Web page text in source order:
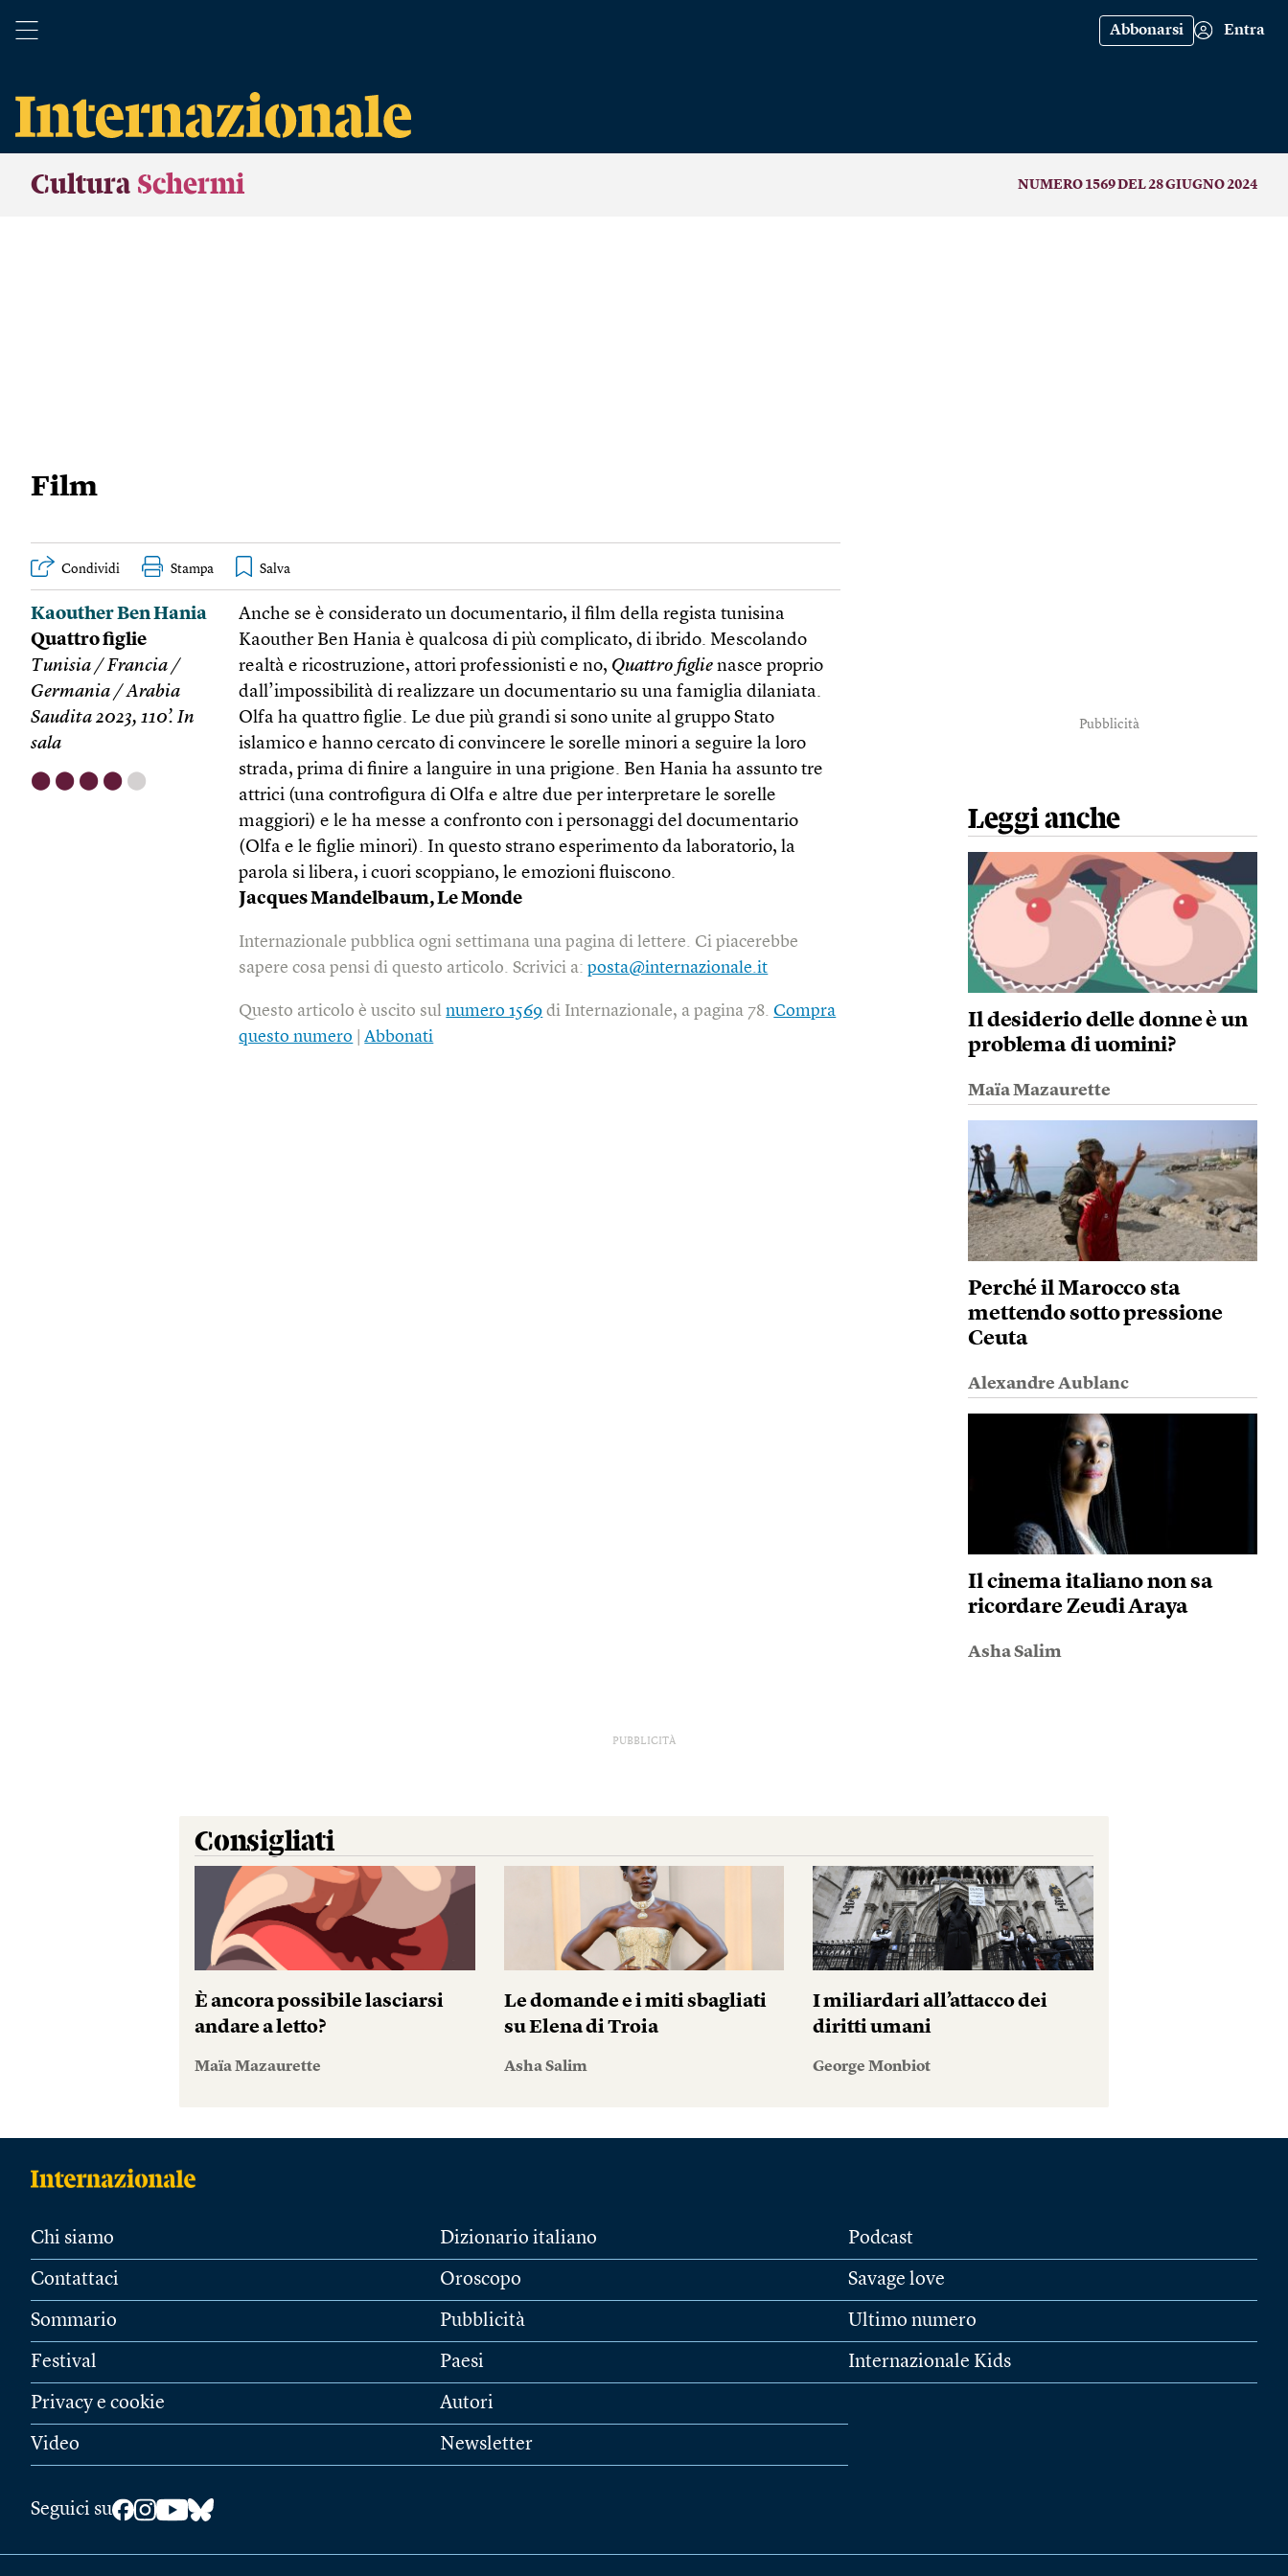
Abbonarsi Entra
Cultura Schermi NUMERO 1569 DEL 28 GIUGNO 2024
Film
Condividi Stampa
Kaouther Ben Hania
Quattro figlie
Tunisia / Francia /
Germania / Arabia
Saudita 2023, 110’. In
sala
⬤ ⬤ ⬤ ⬤ ⬤
Anche se è considerato un documentario, il film della regista tunisina
Kaouther Ben Hania è qualcosa di più complicato, di ibrido. Mescolando
realtà e ricostruzione, attori professionisti e no, Quattro figlie nasce proprio
dall’impossibilità di realizzare un documentario su una famiglia dilaniata.
Olfa ha quattro figlie. Le due più grandi si sono unite al gruppo Stato
islamico e hanno cercato di convincere le sorelle minori a seguire la loro
strada, prima di finire a languire in una prigione. Ben Hania ha assunto tre
attrici (una controfigura di Olfa e altre due per interpretare le sorelle
maggiori) e le ha messe a confronto con i personaggi del documentario
(Olfa e le figlie minori). In questo strano esperimento da laboratorio, la
parola si libera, i cuori scoppiano, le emozioni fluiscono.
Jacques Mandelbaum, Le Monde
Internazionale pubblica ogni settimana una pagina di lettere. Ci piacerebbe
sapere cosa pensi di questo articolo. Scrivici a:posta@internazionale.it
Questo articolo è uscito sulnumero 1569 di Internazionale, a pagina 78.Compra
questo numero |Abbonati
Pubblicità
Leggi anche
Il desiderio delle donne è un
problema di uomini?
Maïa Mazaurette
Perché il Marocco sta
mettendo sotto pressione
Ceuta
Alexandre Aublanc
Il cinema italiano non sa
ricordare Zeudi Araya
Asha Salim
PUBBLICITÀ
Consigliati
È ancora possibile lasciarsi
andare a letto?
Maïa Mazaurette
Le domande e i miti sbagliati
su Elena di Troia
Asha Salim
I miliardari all’attacco dei
diritti umani
George Monbiot
Chi siamo
Contattaci
Sommario
Festival
Privacy e cookie
Video
Dizionario italiano
Oroscopo
Pubblicità
Paesi
Autori
Newsletter
Podcast
Savage love
Ultimo numero
Internazionale Kids
Seguici su